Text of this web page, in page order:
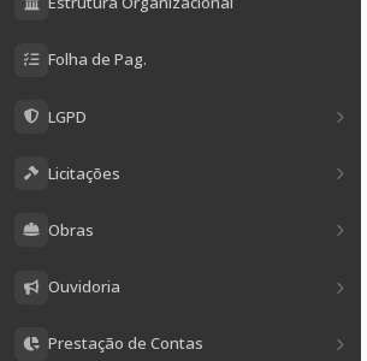
Folha de Pag.
LGPD
Licitações
Obras
Ouvidoria
Prestação de Contas